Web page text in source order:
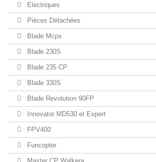
Electriques
Pièces Détachées
Blade Mcpx
Blade 230S
Blade 235 CP
Blade 330S
Blade Revolution 90FP
Innovator MD530 et Expert
FPV400
Funcopter